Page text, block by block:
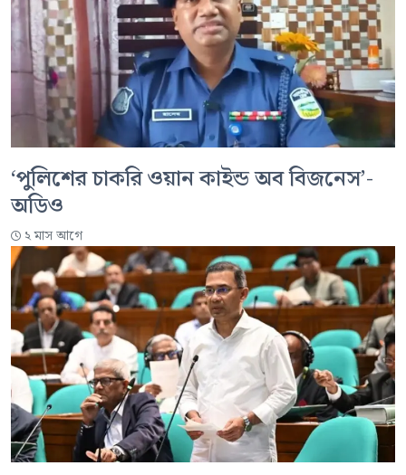
‘পুলিশের চাকরি ওয়ান কাইন্ড অব বিজনেস’-
অডিও
২ মাস আগে